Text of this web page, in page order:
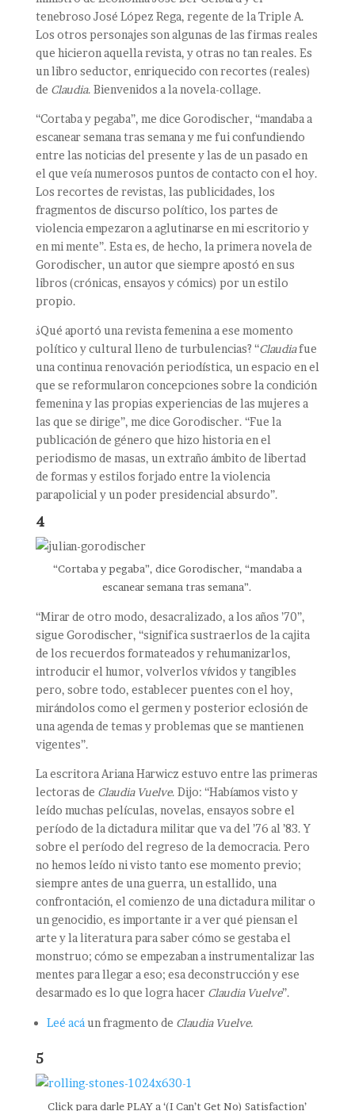
tenebroso José López Rega, regente de la Triple A.
Los otros personajes son algunas de las firmas reales
que hicieron aquella revista, y otras no tan reales. Es
un libro seductor, enriquecido con recortes (reales)
de Claudia. Bienvenidos a la novela-collage.
“Cortaba y pegaba”, me dice Gorodischer, “mandaba a
escanear semana tras semana y me fui confundiendo
entre las noticias del presente y las de un pasado en
el que veía numerosos puntos de contacto con el hoy.
Los recortes de revistas, las publicidades, los
fragmentos de discurso político, los partes de
violencia empezaron a aglutinarse en mi escritorio y
en mi mente”. Esta es, de hecho, la primera novela de
Gorodischer, un autor que siempre apostó en sus
libros (crónicas, ensayos y cómics) por un estilo
propio.
¿Qué aportó una revista femenina a ese momento
político y cultural lleno de turbulencias? “Claudiafue
una continua renovación periodística, un espacio en el
que se reformularon concepciones sobre la condición
femenina y las propias experiencias de las mujeres a
las que se dirige”, me dice Gorodischer. “Fue la
publicación de género que hizo historia en el
periodismo de masas, un extraño ámbito de libertad
de formas y estilos forjado entre la violencia
parapolicial y un poder presidencial absurdo”.
4
“Cortaba y pegaba”, dice Gorodischer, “mandaba a
escanear semana tras semana”.
“Mirar de otro modo, desacralizado, a los años ’70”,
sigue Gorodischer, “significa sustraerlos de la cajita
de los recuerdos formateados y rehumanizarlos,
introducir el humor, volverlos vívidos y tangibles
pero, sobre todo, establecer puentes con el hoy,
mirándolos como el germen y posterior eclosión de
una agenda de temas y problemas que se mantienen
vigentes”.
La escritora Ariana Harwicz estuvo entre las primeras
lectoras de Claudia Vuelve. Dijo: “Habíamos visto y
leído muchas películas, novelas, ensayos sobre el
período de la dictadura militar que va del ’76 al ’83. Y
sobre el período del regreso de la democracia. Pero
no hemos leído ni visto tanto ese momento previo;
siempre antes de una guerra, un estallido, una
confrontación, el comienzo de una dictadura militar o
un genocidio, es importante ir a ver qué piensan el
arte y la literatura para saber cómo se gestaba el
monstruo; cómo se empezaban a instrumentalizar las
mentes para llegar a eso; esa deconstrucción y ese
desarmado es lo que logra hacer Claudia Vuelve”.
Leé acá un fragmento de Claudia Vuelve.
5
Click para darle PLAY a ‘(I Can’t Get No) Satisfaction’